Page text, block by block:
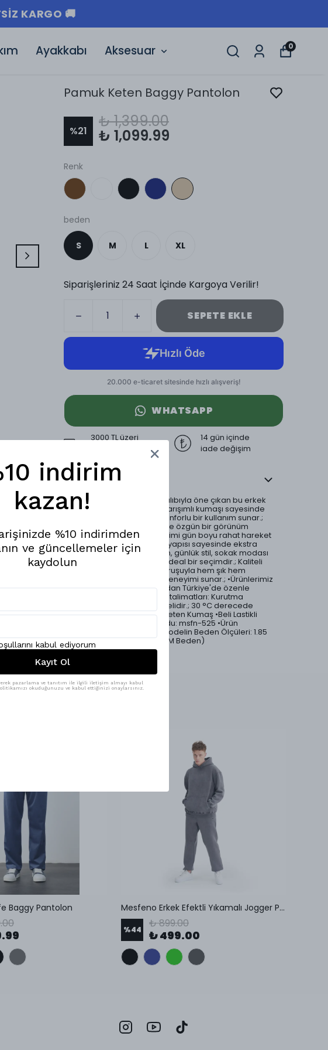
KARGO 🚚
Ayakkabı Aksesuar 0
Pamuk Keten Baggy Pantolon
%21
₺ 1,399.00
₺ 1,099.99
Renk
beden
S M L XL
Siparişleriniz 24 Saat İçinde Kargoya Verilir!
SEPETE EKLE
WHATSAPP
3000 TL üzeri
14 gün içinde
iade değişim
Ürün Açıklaması
Doğal dokusu ve rahat kalıbıyla öne çıkan bu erkek
pantolon, pamuk keten karışımlı kumaşı sayesinde
hafif, nefes alabilen ve konforlu bir kullanım sunar.;
Yıkamalı yüzeyi modern ve özgün bir görünüm
kazandırırken, baggy kesimi gün boyu rahat hareket
imkânı sağlar.; Bel lastikli yapısı sayesinde ekstra
konfor sunan bu pantolon, günlük stil, sokak modası
ve casual kombinler için ideal bir seçimdir.; Kaliteli
kumaş yapısı ve rahat duruşuyla hem şık hem
fonksiyonel bir kullanım deneyimi sunar.; •Ürünlerimiz
Mesfeno markası tarafından Türkiye'de özenle
üretilmiştir.; •Ürün yıkama talimatları: Kurutma
makinesi tercih edilmemelidir.; 30 °C derecede
yıkayabilirsiniz.; •Pamuk keten Kumaş •Beli Lastikli
•Kordon Detaylı •Ürün Kodu: msfn-525 •Ürün
Materyali: %100 Cotton •Modelin Beden Ölçüleri: 1.85
Boy, 75 Kilo (Görsel Ürün: M Beden)
Baggy Pantolon Mesfeno Erkek Efektli Yıkamalı Jogger Pantolon
%44 ₺ 899.00
₺ 499.00
indirim
kazan!
%10 indirimden
ve güncellemeler için
kaydolun
kabul ediyorum
Kayıt Ol
pazarlama ve tanıtım ile ilgili iletişim almayı kabul
okuduğunuzu ve kabul ettiğinizi onaylarsınız.